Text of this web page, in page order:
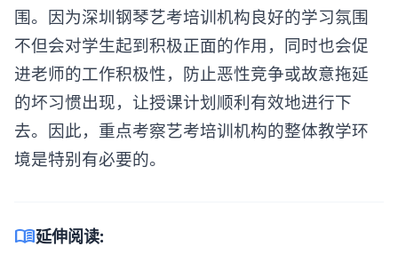
围。因为深圳钢琴艺考培训机构良好的学习氛围
不但会对学生起到积极正面的作用，同时也会促
进老师的工作积极性，防止恶性竞争或故意拖延
的坏习惯出现，让授课计划顺利有效地进行下
去。因此，重点考察艺考培训机构的整体教学环
境是特别有必要的。
menu_book延伸阅读: